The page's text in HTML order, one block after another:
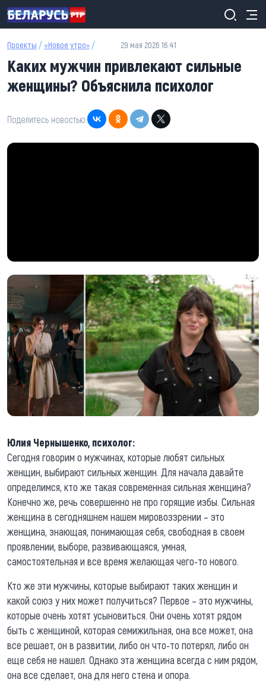
Перейти к основному содержанию
Проекты / «Новое утро» / 29 мая 2026 16:41
Каких мужчин привлекают сильные
женщины? Объяснила психолог
Поделитесь новостью:
Юлия Чернышенко, психолог:
Сегодня говорим о мужчинах, которые любят сильных
женщин, выбирают сильных женщин. Для начала давайте
определимся, кто же такая современная сильная женщина?
Конечно же, речь совершенно не про горящие избы. Сильная
женщина в сегодняшнем нашем мировоззрении – это
женщина, знающая, понимающая себя, свободная в своем
проявлении, выборе, развивающаяся, умная,
самостоятельная и все время желающая чего-то нового.
Кто же эти мужчины, которые выбирают таких женщин и
какой союз у них может получиться? Первое – это мужчины,
которые очень хотят усыновиться. Они очень хотят рядом
быть с женщиной, которая семижильная, она все может, она
все решает, он в развитии, либо он что-то потерял, либо он
еще себя не нашел. Однако эта женщина всегда с ним рядом,
она все сделает, она для него стена и опора.